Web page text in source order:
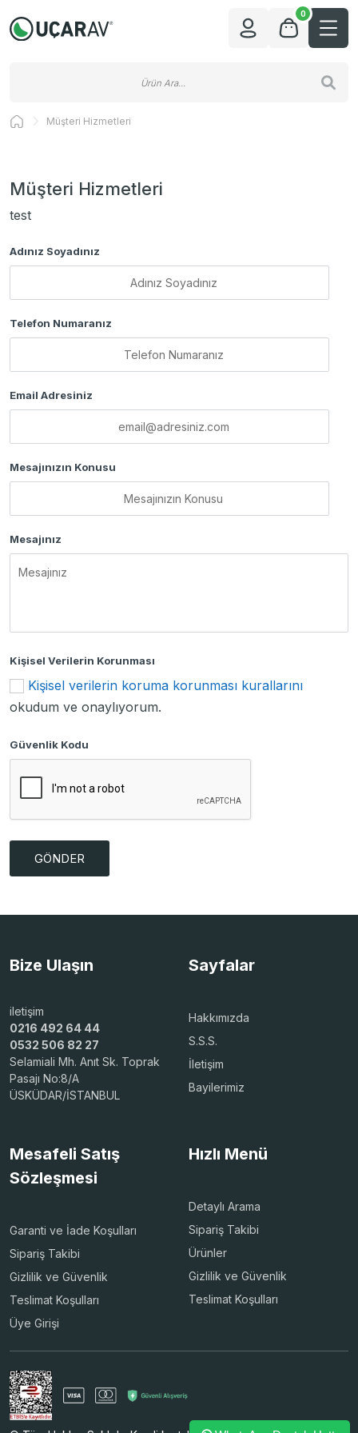
0
Müşteri Hizmetleri
Müşteri Hizmetleri
test
Adınız Soyadınız
Telefon Numaranız
Email Adresiniz
Mesajınızın Konusu
Mesajınız
Kişisel Verilerin Korunması
Kişisel verilerin koruma korunması kurallarını
okudum ve onaylıyorum.
Güvenlik Kodu
Bize Ulaşın
iletişim
0216 492 64 44
0532 506 82 27
Selamiali Mh. Anıt Sk. Toprak
Pasajı No:8/A
ÜSKÜDAR/İSTANBUL
Sayfalar
Hakkımızda
S.S.S.
İletişim
Bayilerimiz
Mesafeli Satış
Sözleşmesi
Garanti ve İade Koşulları
Sipariş Takibi
Gizlilik ve Güvenlik
Teslimat Koşulları
Üye Girişi
Hızlı Menü
Detaylı Arama
Sipariş Takibi
Ürünler
Gizlilik ve Güvenlik
Teslimat Koşulları